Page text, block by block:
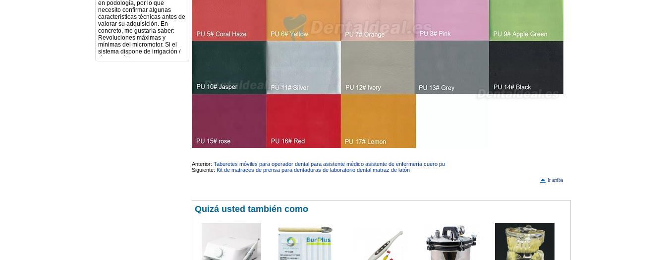
características técnicas antes de
valorar su adquisición. En
concreto, me gustaría saber:
Revoluciones máximas y
mínimas del micromotor. Si el
sistema dispone de irrigación /
técnica húmeda. Si es
compatible con mango recto
(pieza recta para fresas de
Anterior: Taburetes móviles para operador dental para asistente médico asistente de enfermería cuero pu
Siguiente: Kit de matraces de prensa para dentaduras de laboratorio dental matraz de latón
Ir arriba
Quizá usted también como